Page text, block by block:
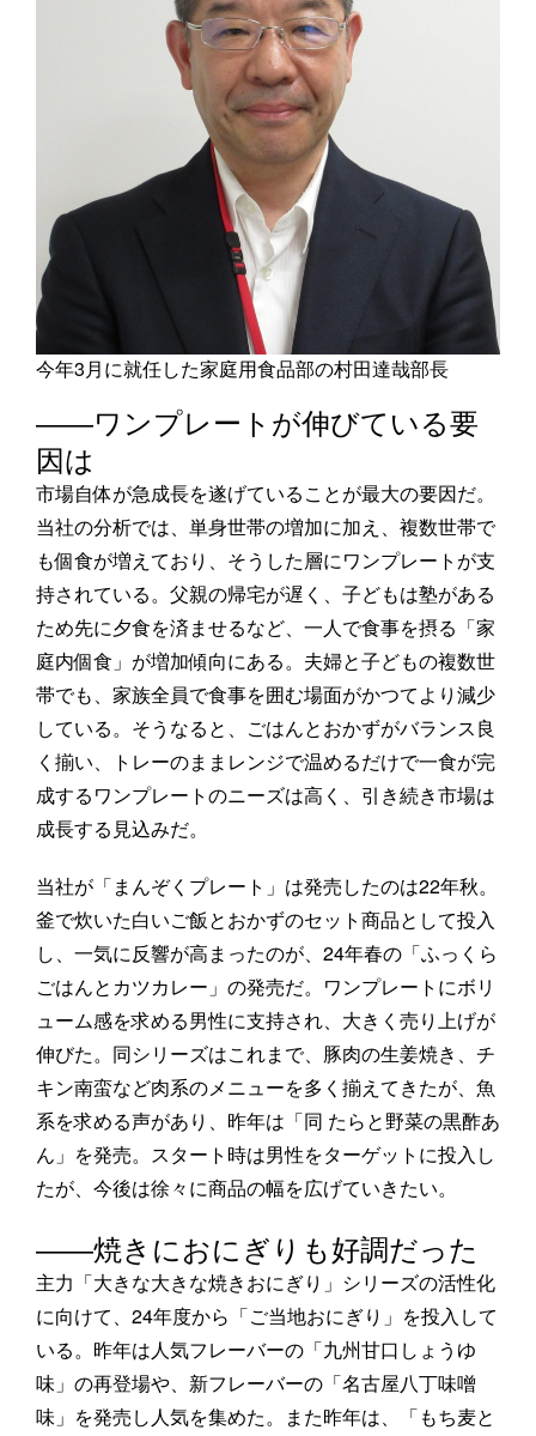
今年3月に就任した家庭用食品部の村田達哉部長
――ワンプレートが伸びている要
因は
市場自体が急成長を遂げていることが最大の要因だ。
当社の分析では、単身世帯の増加に加え、複数世帯で
も個食が増えており、そうした層にワンプレートが支
持されている。父親の帰宅が遅く、子どもは塾がある
ため先に夕食を済ませるなど、一人で食事を摂る「家
庭内個食」が増加傾向にある。夫婦と子どもの複数世
帯でも、家族全員で食事を囲む場面がかつてより減少
している。そうなると、ごはんとおかずがバランス良
く揃い、トレーのままレンジで温めるだけで一食が完
成するワンプレートのニーズは高く、引き続き市場は
成長する見込みだ。
当社が「まんぞくプレート」は発売したのは22年秋。
釜で炊いた白いご飯とおかずのセット商品として投入
し、一気に反響が高まったのが、24年春の「ふっくら
ごはんとカツカレー」の発売だ。ワンプレートにボリ
ューム感を求める男性に支持され、大きく売り上げが
伸びた。同シリーズはこれまで、豚肉の生姜焼き、チ
キン南蛮など肉系のメニューを多く揃えてきたが、魚
系を求める声があり、昨年は「同 たらと野菜の黒酢あ
ん」を発売。スタート時は男性をターゲットに投入し
たが、今後は徐々に商品の幅を広げていきたい。
――焼きにおにぎりも好調だった
主力「大きな大きな焼きおにぎり」シリーズの活性化
に向けて、24年度から「ご当地おにぎり」を投入して
いる。昨年は人気フレーバーの「九州甘口しょうゆ
味」の再登場や、新フレーバーの「名古屋八丁味噌
味」を発売し人気を集めた。また昨年は、「もち麦と